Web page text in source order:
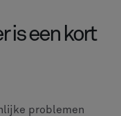
is een kort
problemen